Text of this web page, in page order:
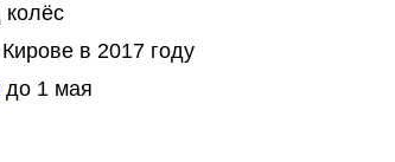
колёс
в 2017 году
до 1 мая